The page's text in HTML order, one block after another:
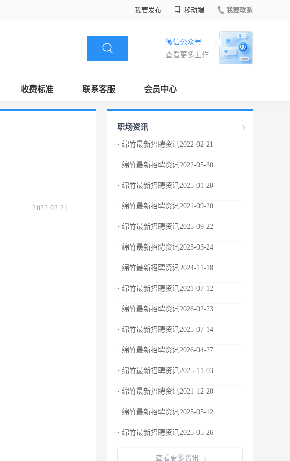
我要发布 移动端 我要联系
微信公众号
查看更多工作
收费标准 联系客服 会员中心
2022.02.21
职场资讯
· 绵竹最新招聘资讯2022-02-21
· 绵竹最新招聘资讯2022-05-30
· 绵竹最新招聘资讯2025-01-20
· 绵竹最新招聘资讯2021-09-20
· 绵竹最新招聘资讯2025-09-22
· 绵竹最新招聘资讯2025-03-24
· 绵竹最新招聘资讯2024-11-18
· 绵竹最新招聘资讯2021-07-12
· 绵竹最新招聘资讯2026-02-23
· 绵竹最新招聘资讯2025-07-14
· 绵竹最新招聘资讯2026-04-27
· 绵竹最新招聘资讯2025-11-03
· 绵竹最新招聘资讯2021-12-20
· 绵竹最新招聘资讯2025-05-12
· 绵竹最新招聘资讯2025-05-26
查看更多资讯